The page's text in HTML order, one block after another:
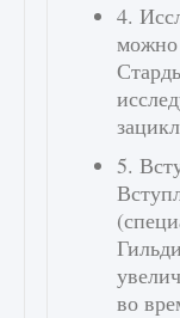
4.
можно
5.
во